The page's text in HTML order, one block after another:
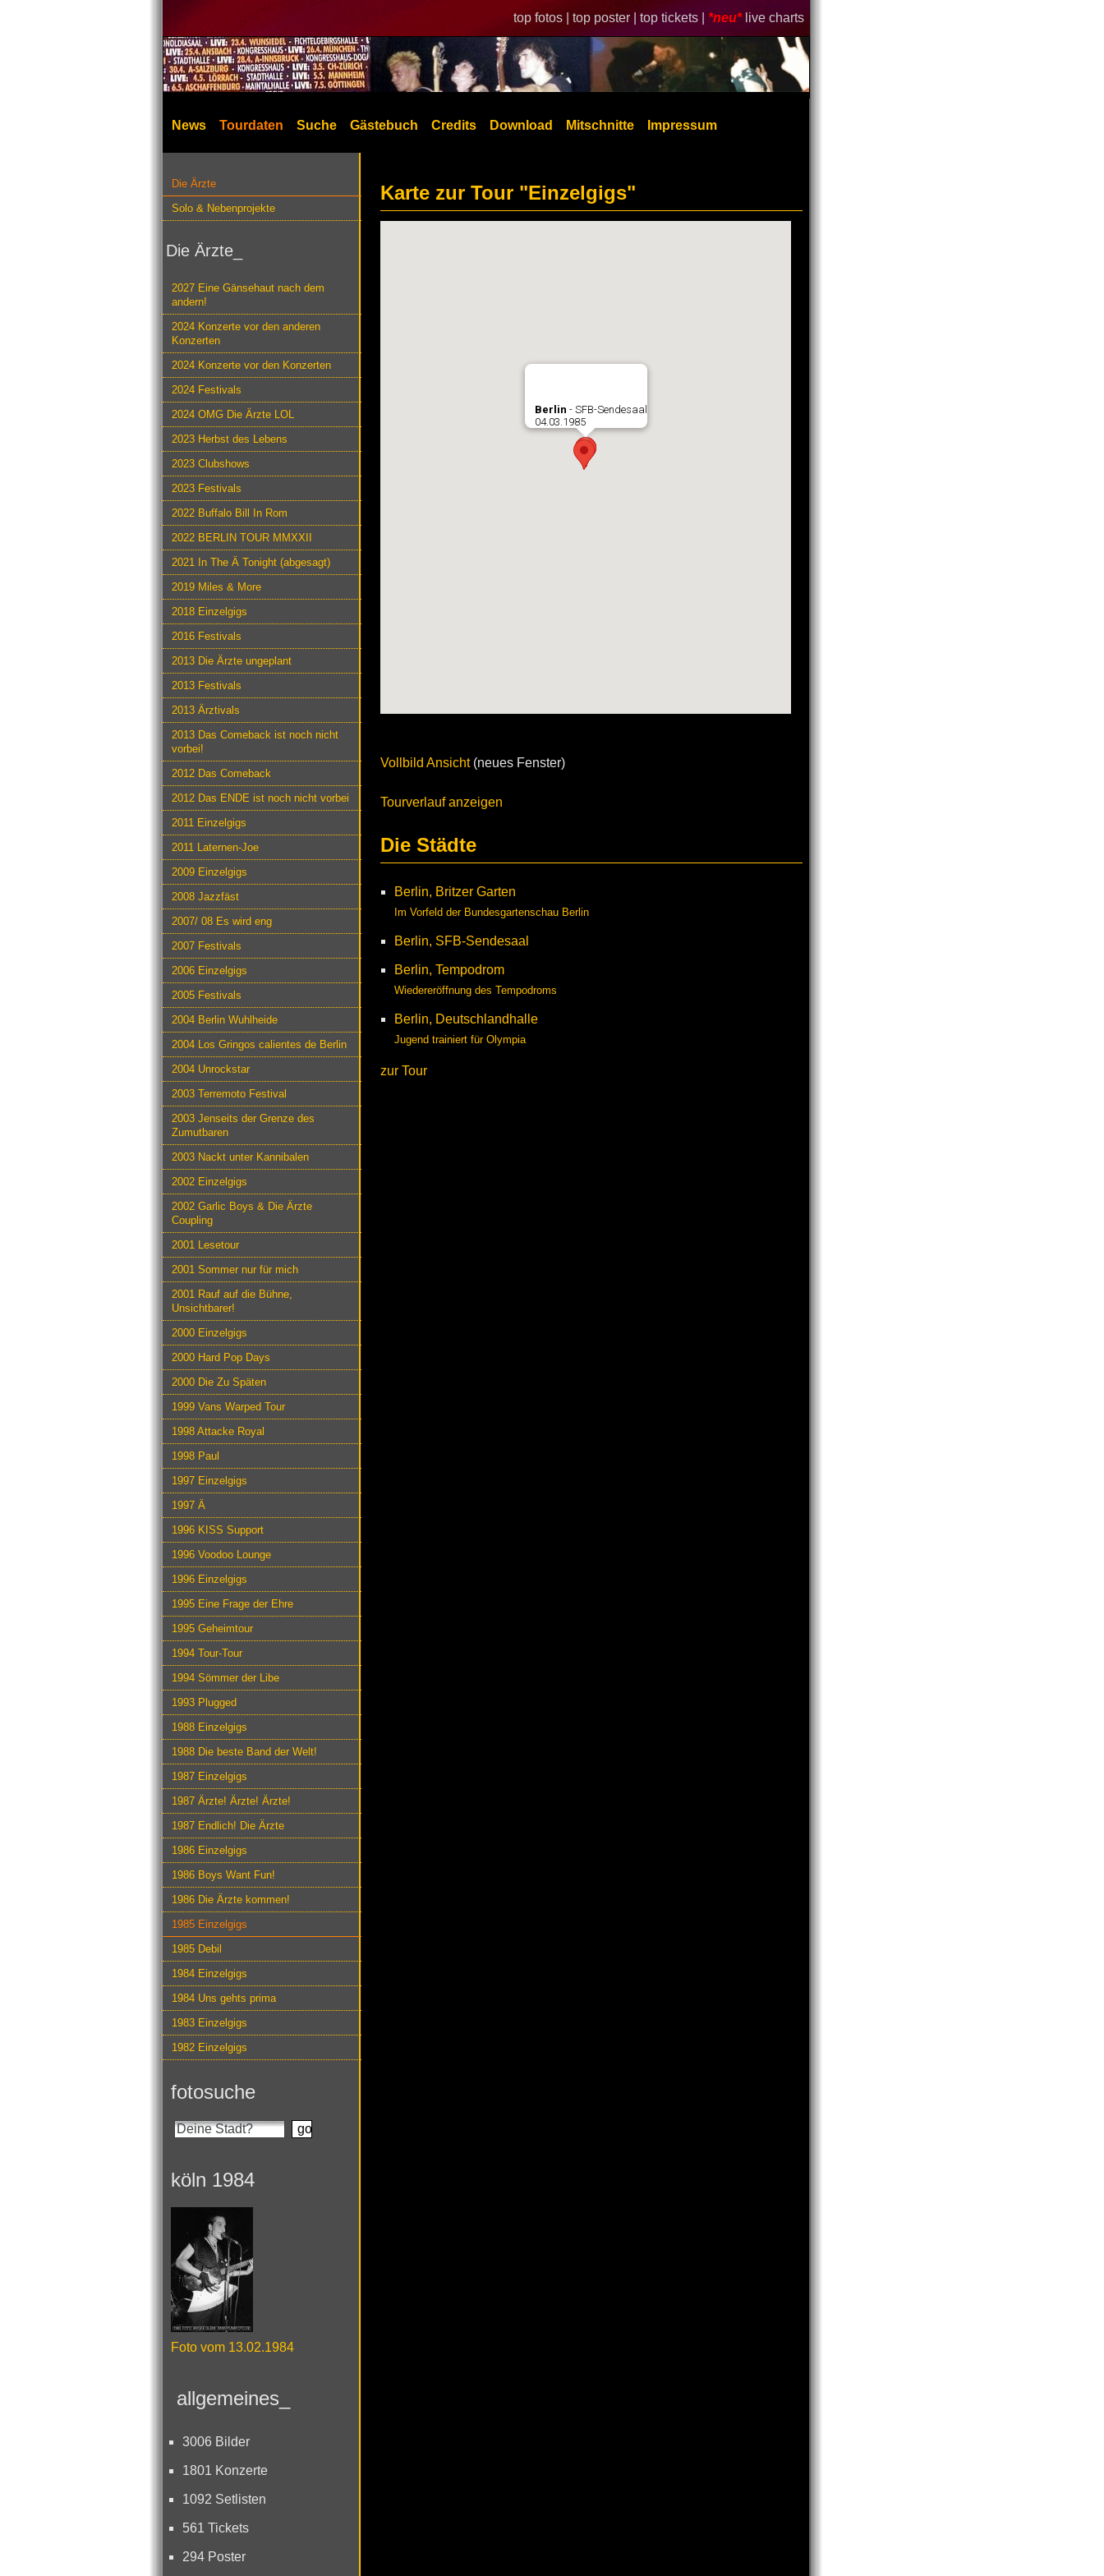
top fotos | top poster | top tickets | *neu* live charts
News Tourdaten Suche Gästebuch Credits Download Mitschnitte Impressum
Die Ärzte
Solo & Nebenprojekte
Die Ärzte_
2027 Eine Gänsehaut nach dem
andern!
2024 Konzerte vor den anderen
Konzerten
2024 Konzerte vor den Konzerten
2024 Festivals
2024 OMG Die Ärzte LOL
2023 Herbst des Lebens
2023 Clubshows
2023 Festivals
2022 Buffalo Bill In Rom
2022 BERLIN TOUR MMXXII
2021 In The Ä Tonight (abgesagt)
2019 Miles & More
2018 Einzelgigs
2016 Festivals
2013 Die Ärzte ungeplant
2013 Festivals
2013 Ärztivals
2013 Das Comeback ist noch nicht
vorbei!
2012 Das Comeback
2012 Das ENDE ist noch nicht vorbei
2011 Einzelgigs
2011 Laternen-Joe
2009 Einzelgigs
2008 Jazzfäst
2007/ 08 Es wird eng
2007 Festivals
2006 Einzelgigs
2005 Festivals
2004 Berlin Wuhlheide
2004 Los Gringos calientes de Berlin
2004 Unrockstar
2003 Terremoto Festival
2003 Jenseits der Grenze des
Zumutbaren
2003 Nackt unter Kannibalen
2002 Einzelgigs
2002 Garlic Boys & Die Ärzte
Coupling
2001 Lesetour
2001 Sommer nur für mich
2001 Rauf auf die Bühne,
Unsichtbarer!
2000 Einzelgigs
2000 Hard Pop Days
2000 Die Zu Späten
1999 Vans Warped Tour
1998 Attacke Royal
1998 Paul
1997 Einzelgigs
1997 Ä
1996 KISS Support
1996 Voodoo Lounge
1996 Einzelgigs
1995 Eine Frage der Ehre
1995 Geheimtour
1994 Tour-Tour
1994 Sömmer der Libe
1993 Plugged
1988 Einzelgigs
1988 Die beste Band der Welt!
1987 Einzelgigs
1987 Ärzte! Ärzte! Ärzte!
1987 Endlich! Die Ärzte
1986 Einzelgigs
1986 Boys Want Fun!
1986 Die Ärzte kommen!
1985 Einzelgigs
1985 Debil
1984 Einzelgigs
1984 Uns gehts prima
1983 Einzelgigs
1982 Einzelgigs
fotosuche
köln 1984
Foto vom 13.02.1984
allgemeines_
3006 Bilder
1801 Konzerte
1092 Setlisten
561 Tickets
294 Poster
Karte zur Tour "Einzelgigs"
Berlin - SFB-Sendesaal
04.03.1985
Vollbild Ansicht(neues Fenster)
Tourverlauf anzeigen
Die Städte
Berlin, Britzer Garten
Im Vorfeld der Bundesgartenschau Berlin
Berlin, SFB-Sendesaal
Berlin, Tempodrom
Wiedereröffnung des Tempodroms
Berlin, Deutschlandhalle
Jugend trainiert für Olympia
zur Tour